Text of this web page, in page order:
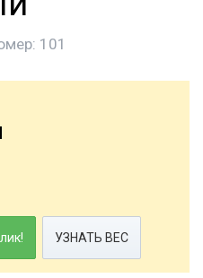
101
УЗНАТЬ ВЕС